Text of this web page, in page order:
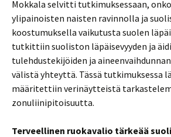
Mokkala selvitti tutkimuksessaan,
ylipainoisten naisten ravinnolla ja
koostumuksella vaikutusta suolen
tutkittiin suoliston läpäisevyyden ja
tulehdustekijöiden ja
välistä yhteyttä. Tässä tutkimuksessa
määritettiin verinäytteistä
zonuliinipitoisuutta.
Terveellinen ruokavalio tärkeää